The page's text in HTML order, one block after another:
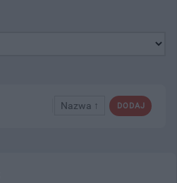
DODAJ
Nazwa ↑